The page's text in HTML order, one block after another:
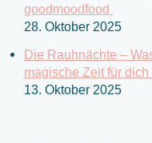
goodmoodfood
28. Oktober 2025
Die Rauhnächte –
magische Zeit für
13. Oktober 2025